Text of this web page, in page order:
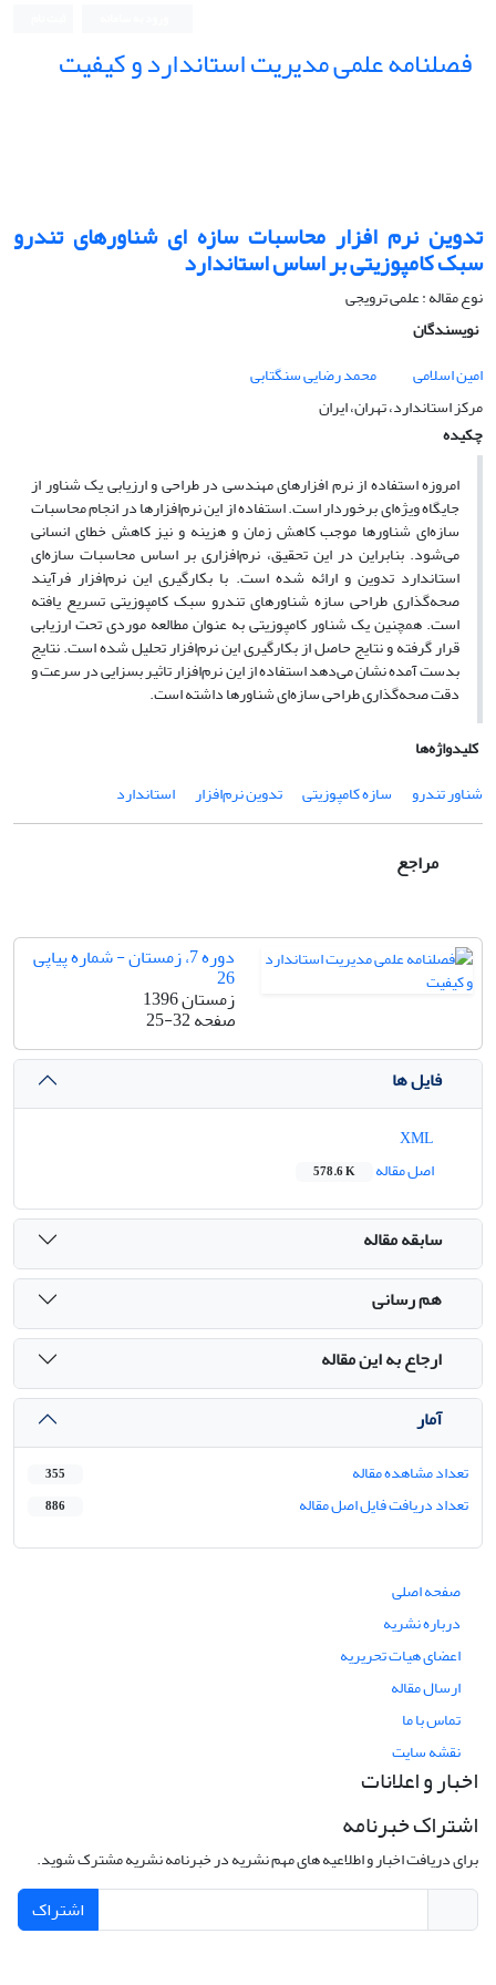
فصلنامه علمی مدیریت استاندارد و کیفیت
تدوین نرم افزار محاسبات سازه ای شناورهای تندرو
سبک کامپوزیتی بر اساس استاندارد
نوع مقاله : علمی ترویجی
نویسندگان
امین اسلامی
محمد رضایی سنگتابی
مرکز استاندارد، تهران، ایران
چکیده
امروزه استفاده از نرم افزارهای مهندسی در طراحی و ارزیابی یک شناور از
جایگاه ویژه‌ای برخوردار است. استفاده از این نرم‌افزارها در انجام محاسبات
سازه‌ای شناورها موجب کاهش زمان و هزینه و نیز کاهش خطای انسانی
می‌شود. بنابراین در این تحقیق، نرم‌افزاری بر اساس محاسبات سازه‌ای
استاندارد تدوین و ارائه شده است. با بکارگیری این نرم‌افزار فرآیند
صحه‌گذاری طراحی سازه شناورهای تندرو سبک کامپوزیتی تسریع یافته
است. همچنین یک شناور کامپوزیتی به عنوان مطالعه موردی تحت ارزیابی
قرار گرفته و نتایج حاصل از بکارگیری این نرم‌افزار تحلیل شده است. نتایج
بدست آمده نشان می‌دهد استفاده از این نرم‌افزار تاثیر بسزایی در سرعت و
دقت صحه‌گذاری طراحی سازه‌ای شناورها داشته است.
کلیدواژه‌ها
شناور تندرو
سازه کامپوزیتی تدوین نرم‌افزار استاندارد
مراجع
دوره 7، زمستان - شماره پیاپی
26
زمستان 1396
صفحه25-32
فایل ها
اصل مقاله
578.6 K
سابقه مقاله
هم رسانی
ارجاع به این مقاله
آمار
تعداد مشاهده مقاله 355
تعداد دریافت فایل اصل مقاله 886
صفحه اصلی
درباره نشریه
اعضای هیات تحریریه
ارسال مقاله
تماس با ما
نقشه سایت
اخبار و اعلانات
اشتراک خبرنامه
برای دریافت اخبار و اطلاعیه های مهم نشریه در خبرنامه نشریه مشترک شوید.
اشتراک